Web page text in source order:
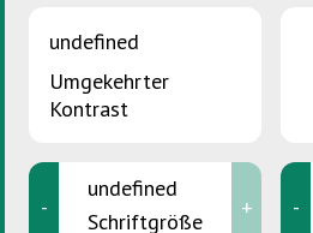
Neuigkeiten
und Veranstaltungen von
informiert. Entdecken Sie
undefined
Umgekehrter
Kontrast
-
undefined
Schriftgröße
+ -